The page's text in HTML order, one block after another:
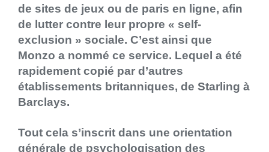
de sites de jeux ou de paris en ligne, afin
de lutter contre leur propre « self-
exclusion » sociale. C’est ainsi que
Monzo a nommé ce service. Lequel a été
rapidement copié par d’autres
établissements britanniques, de Starling à
Barclays.
Tout cela s’inscrit dans une orientation
générale de psychologisation des